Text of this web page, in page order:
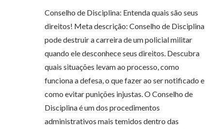
Conselho de Disciplina: Entenda quais são seus
direitos! Meta descrição: Conselho de Disciplina
pode destruir a carreira de um policial militar
quando ele desconhece seus direitos. Descubra
quais situações levam ao processo, como
funciona a defesa, o que fazer ao ser notificado e
como evitar punições injustas. O Conselho de
Disciplina é um dos procedimentos
administrativos mais temidos dentro das